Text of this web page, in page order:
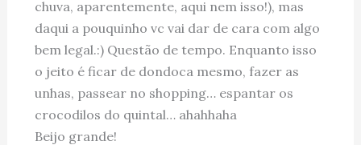
chuva, aparentemente, aqui nem isso!), mas
daqui a pouquinho vc vai dar de cara com algo
bem legal.:) Questão de tempo. Enquanto isso
o jeito é ficar de dondoca mesmo, fazer as
unhas, passear no shopping… espantar os
crocodilos do quintal… ahahhaha
Beijo grande!